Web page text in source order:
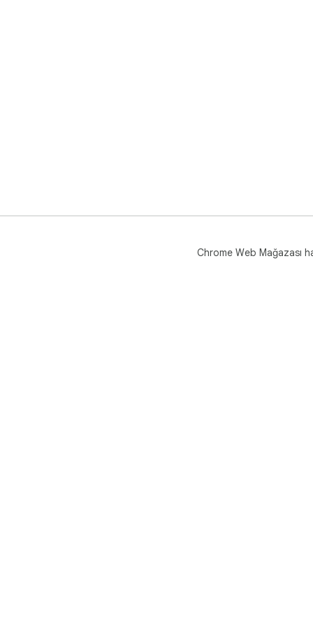
Chrome Web Mağazası